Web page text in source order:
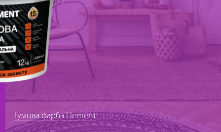
Гумова фарба Element